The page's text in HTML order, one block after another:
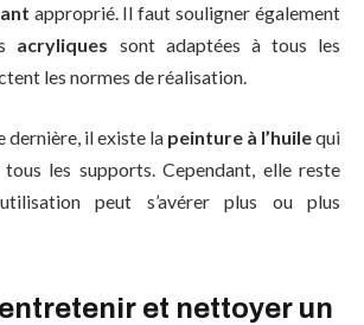
approprié. Il faut souligner également
acryliques sont adaptées à tous les
les normes de réalisation.
dernière, il existe la peinture à l’huilequi
tous les supports. Cependant, elle reste
peut s’avérer plus ou plus
et nettoyer un